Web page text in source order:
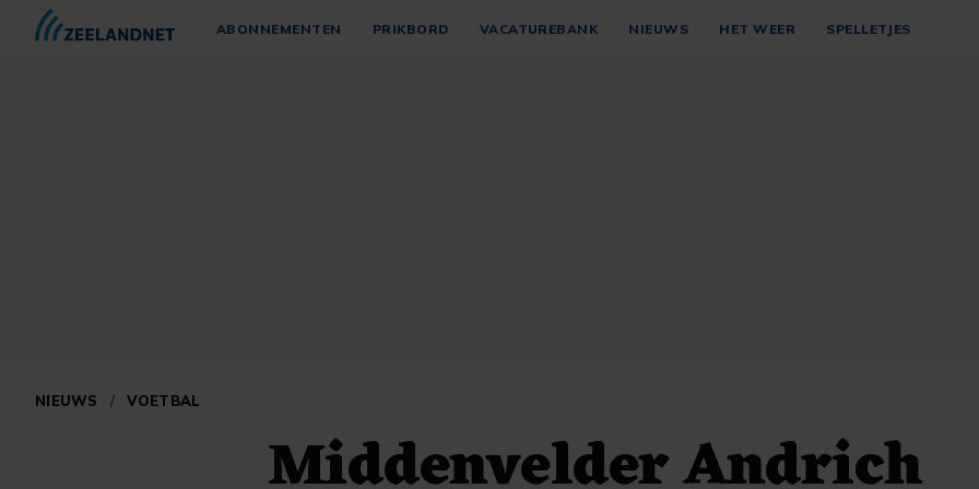
ABONNEMENTEN PRIKBORD VACATUREBANK NIEUWS HET WEER SPELLETJES
NIEUWS / VOETBAL